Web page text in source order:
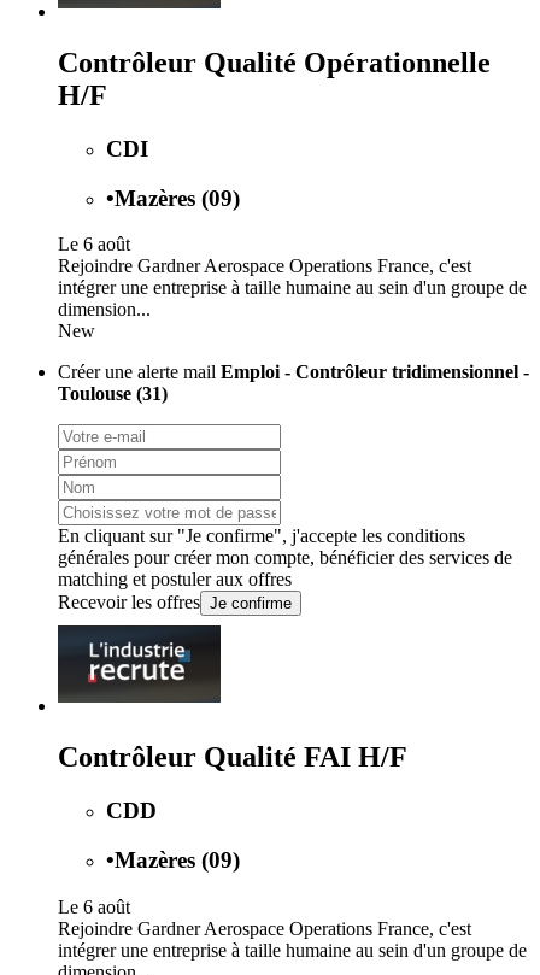
Contrôleur Qualité Opérationnelle
H/F
CDI
•Mazères (09)
Le 6 août
Rejoindre Gardner Aerospace Operations France, c'est
intégrer une entreprise à taille humaine au sein d'un groupe de
dimension...
New
Créer une alerte mail Emploi - Contrôleur tridimensionnel -
Toulouse (31)
En cliquant sur "Je confirme", j'accepte les conditions
générales pour créer mon compte, bénéficier des services de
matching et postuler aux offres
Recevoir les offres Je confirme
Contrôleur Qualité FAI H/F
CDD
•Mazères (09)
Le 6 août
Rejoindre Gardner Aerospace Operations France, c'est
intégrer une entreprise à taille humaine au sein d'un groupe de